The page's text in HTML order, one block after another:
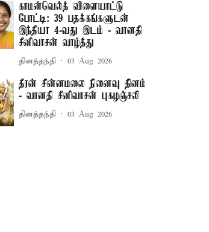
காமன்வெல்த் விளையாட்டு
போட்டி: 39 பதக்கங்களுடன்
இந்தியா 4-வது இடம் - வானதி
சீனிவாசன் வாழ்த்து
தினத்தந்தி 03 Aug 2026
தீரன் சின்னமலை நினைவு தினம்
- வானதி சீனிவாசன் புகழஞ்சலி
தினத்தந்தி 03 Aug 2026